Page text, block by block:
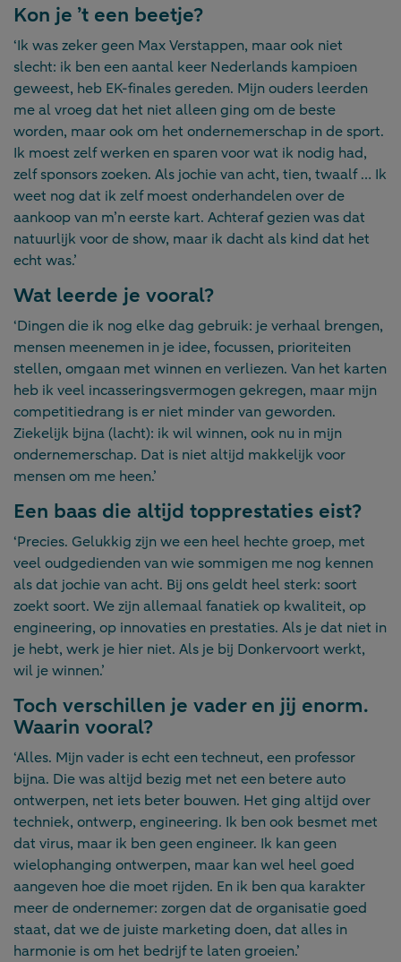
Kon je ’t een beetje?
‘Ik was zeker geen Max Verstappen, maar ook niet
slecht: ik ben een aantal keer Nederlands kampioen
geweest, heb EK-finales gereden. Mijn ouders leerden
me al vroeg dat het niet alleen ging om de beste
worden, maar ook om het ondernemerschap in de sport.
Ik moest zelf werken en sparen voor wat ik nodig had,
zelf sponsors zoeken. Als jochie van acht, tien, twaalf … Ik
weet nog dat ik zelf moest onderhandelen over de
aankoop van m’n eerste kart. Achteraf gezien was dat
natuurlijk voor de show, maar ik dacht als kind dat het
echt was.’
Wat leerde je vooral?
‘Dingen die ik nog elke dag gebruik: je verhaal brengen,
mensen meenemen in je idee, focussen, prioriteiten
stellen, omgaan met winnen en verliezen. Van het karten
heb ik veel incasseringsvermogen gekregen, maar mijn
competitiedrang is er niet minder van geworden.
Ziekelijk bijna (lacht): ik wil winnen, ook nu in mijn
ondernemerschap. Dat is niet altijd makkelijk voor
mensen om me heen.’
Een baas die altijd topprestaties eist?
‘Precies. Gelukkig zijn we een heel hechte groep, met
veel oudgedienden van wie sommigen me nog kennen
als dat jochie van acht. Bij ons geldt heel sterk: soort
zoekt soort. We zijn allemaal fanatiek op kwaliteit, op
engineering, op innovaties en prestaties. Als je dat niet in
je hebt, werk je hier niet. Als je bij Donkervoort werkt,
wil je winnen.’
Toch verschillen je vader en jij enorm.
Waarin vooral?
‘Alles. Mijn vader is echt een techneut, een professor
bijna. Die was altijd bezig met net een betere auto
ontwerpen, net iets beter bouwen. Het ging altijd over
techniek, ontwerp, engineering. Ik ben ook besmet met
dat virus, maar ik ben geen engineer. Ik kan geen
wielophanging ontwerpen, maar kan wel heel goed
aangeven hoe die moet rijden. En ik ben qua karakter
meer de ondernemer: zorgen dat de organisatie goed
staat, dat we de juiste marketing doen, dat alles in
harmonie is om het bedrijf te laten groeien.’